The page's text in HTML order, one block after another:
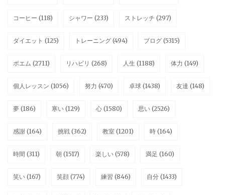
コーヒー (118) シャワー (233) ストレッチ (297)
ダイエット (125) トレーニング (494) ブログ (5315)
ポエム (2711) リハビリ (268) 人生 (1188) 体力 (149)
個人レッスン (1056) 努力 (470) 卓球 (1438) 友達 (148)
夢 (186) 寒い (129) 心 (1580) 思い (2526)
感謝 (164) 挑戦 (362) 教室 (1201) 時 (164)
時間 (311) 朝 (1517) 楽しい (578) 満足 (160)
笑い (167) 笑顔 (774) 練習 (846) 自分 (1433)